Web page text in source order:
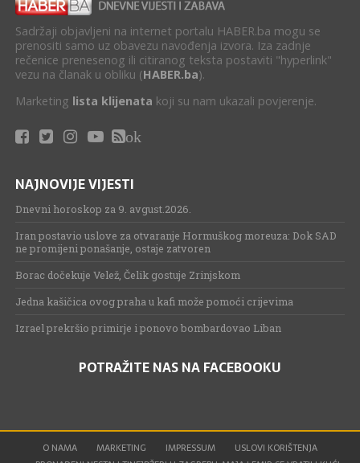
Sadržaji objavljeni na internet portalu HABER.ba mogu se
prenositi samo uz obavezu navođenja izvora. Iza zadnje
rečenice prenesenog ili citiranog teksta postaviti "hyperlink"
vezu na članak u obliku (HABER.ba).
Marketing lista klijenata koji su nam ukazali povjerenje.
ok
NAJNOVIJE VIJESTI
Dnevni horoskop za 9. avgust.2026.
Iran postavio uslove za otvaranje Hormuškog moreuza: Dok SAD
ne promijeni ponašanje, ostaje zatvoren
Borac dočekuje Velež, Čelik gostuje Zrinjskom
Jedna kašičica ovog praha u kafi može pomoći crijevima
Izrael prekršio primirje i ponovo bombardovao Liban
POTRAŽITE NAS NA FACEBOOKU
O NAMA MARKETING IMPRESSUM
USLOVI KORIŠTENJA